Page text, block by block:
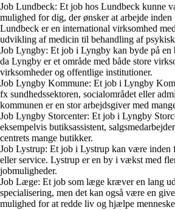
Job Lundbeck: Et job hos Lundbeck kunne
mulighed for dig, der ønsker at arbejde
Lundbeck er en international virksomhed
udvikling af medicin til behandling af
Job Lyngby: Et job i Lyngby kan byde på en
da Lyngby er et område med både store
virksomheder og offentlige institutioner.
Job Lyngby Kommune: Et job i Lyngby
fx sundhedssektoren, socialområdet eller
kommunen er en stor arbejdsgiver med
Job Lyngby Storcenter: Et job i Lyngby
eksempelvis butiksassistent,
centrets mange butikker.
Job Lystrup: Et job i Lystrup kan være inden
eller service. Lystrup er en by i vækst med
jobmuligheder.
Job Læge: Et job som læge kræver en lang
specialisering, men det kan også være en
mulighed for at redde liv og hjælpe